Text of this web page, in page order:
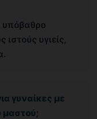
υπόβαθρο
υγιείς,
γυναίκες με
μαστού;